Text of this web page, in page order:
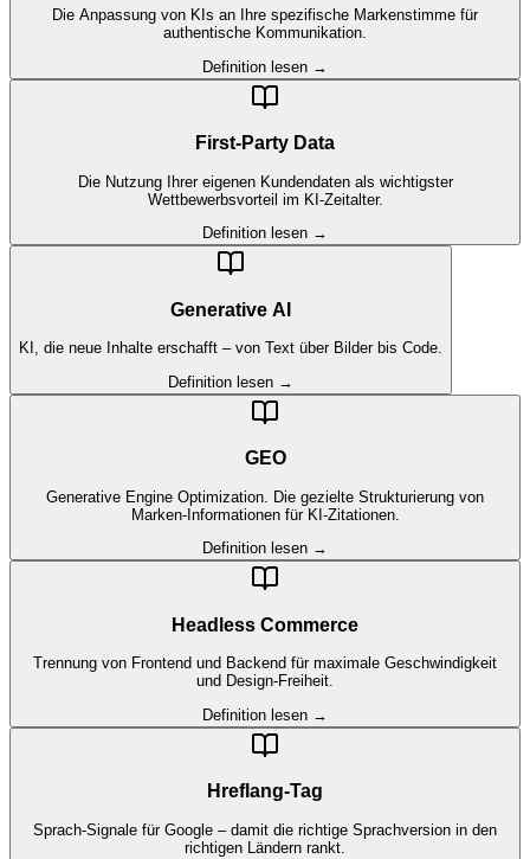
Die Anpassung von KIs an Ihre spezifische Markenstimme für
authentische Kommunikation.
Definition lesen →
First-Party Data
Die Nutzung Ihrer eigenen Kundendaten als wichtigster
Wettbewerbsvorteil im KI-Zeitalter.
Definition lesen →
Generative AI
KI, die neue Inhalte erschafft – von Text über Bilder bis Code.
Definition lesen →
GEO
Generative Engine Optimization. Die gezielte Strukturierung von
Marken-Informationen für KI-Zitationen.
Definition lesen →
Headless Commerce
Trennung von Frontend und Backend für maximale Geschwindigkeit
und Design-Freiheit.
Definition lesen →
Hreflang-Tag
Sprach-Signale für Google – damit die richtige Sprachversion in den
richtigen Ländern rankt.